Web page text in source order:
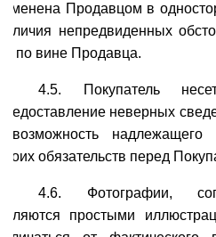
Продавцом в
непредвиденных
по вине Продавца.
4.5. Покупатель
неверных
обязательств перед
4.6. Фотографии,
простыми